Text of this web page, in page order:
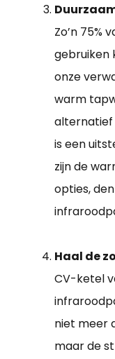
Zo’n 75%
gebruiken
onze
warm
alternatief
is een
zijn de
opties,
Haal de
CV-ketel
niet meer
maar de